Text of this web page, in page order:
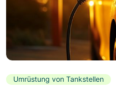
Umrüstung von Tankstellen